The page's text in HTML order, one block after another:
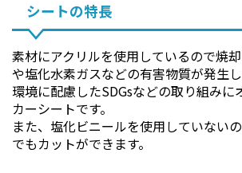
シートの特長
素材にアクリルを使用しているので焼
や塩化水素ガスなどの有害物質が発生し
環境に配慮したSDGsなどの取り組みに
カーシートです。
また、塩化ビニールを使用していない
でもカットができます。